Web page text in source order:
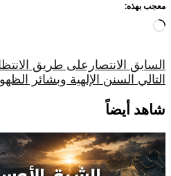
معجب بهذه:
جاري
السابق الانتصارعلى طريق
التالي السنن الإلهية وبشائر
شاهد أيضاً